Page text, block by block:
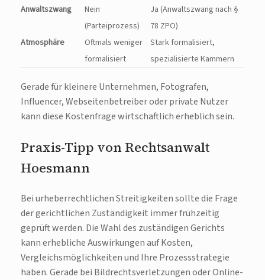
Anwaltszwang
Nein
(Parteiprozess)
Ja (Anwaltszwang nach §
78 ZPO)
Atmosphäre
Oftmals weniger
formalisiert
Stark formalisiert,
spezialisierte Kammern
Gerade für kleinere Unternehmen, Fotografen,
Influencer, Webseitenbetreiber oder private Nutzer
kann diese Kostenfrage wirtschaftlich erheblich sein.
Praxis-Tipp von Rechtsanwalt
Hoesmann
Bei urheberrechtlichen Streitigkeiten sollte die Frage
der gerichtlichen Zuständigkeit immer frühzeitig
geprüft werden. Die Wahl des zuständigen Gerichts
kann erhebliche Auswirkungen auf Kosten,
Vergleichsmöglichkeiten und Ihre Prozessstrategie
haben. Gerade bei Bildrechtsverletzungen oder Online-